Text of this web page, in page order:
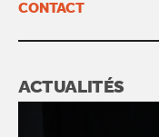
CONTACT
ACTUALITÉS